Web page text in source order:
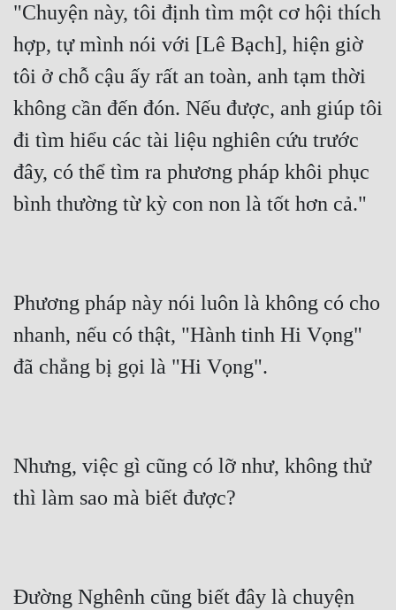
"Chuyện này, tôi định tìm một cơ hội thích
hợp, tự mình nói với [Lê Bạch], hiện giờ
tôi ở chỗ cậu ấy rất an toàn, anh tạm thời
không cần đến đón. Nếu được, anh giúp tôi
đi tìm hiểu các tài liệu nghiên cứu trước
đây, có thể tìm ra phương pháp khôi phục
Phương pháp này nói luôn là không có cho
nhanh, nếu có thật, "Hành tinh Hi Vọng"
Nhưng, việc gì cũng có lỡ như, không thử
Đường Nghênh cũng biết đây là chuyện